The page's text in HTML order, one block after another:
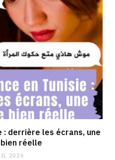
: derrière les écrans, une
réelle
2026